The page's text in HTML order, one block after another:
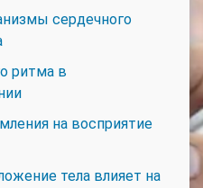
сердечного
ритма в
на восприятие
тела влияет на